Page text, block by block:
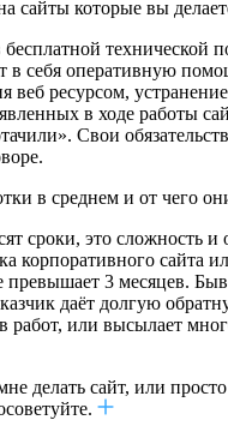
сайты которые вы
технической
в себя оперативную
веб ресурсом, устранение
в ходе работы
Свои
в среднем и от чего
сроки, это сложность и
корпоративного сайта
превышает 3 месяцев.
даёт долгую
работ, или высылает
делать сайт, или просто